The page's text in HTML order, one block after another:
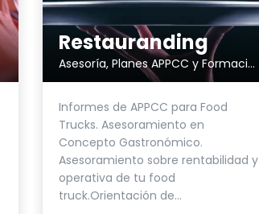
Restauranding
Asesoría, Planes APPCC y Formación
Informes de APPCC para Food
Trucks. Asesoramiento en
Concepto Gastronómico.
Asesoramiento sobre rentabilidad y
operativa de tu food
truck.Orientación de...